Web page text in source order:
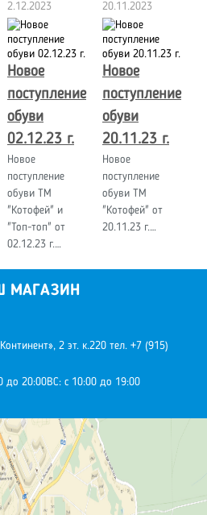
2.12.2023
Новое
поступление
обуви
02.12.23 г.
Новое
поступление
обуви ТМ
"Котофей" и
"Топ-топ" от
02.12.23 г.…
20.11.2023
Новое
поступление
обуви
20.11.23 г.
Новое
поступление
обуви ТМ
"Котофей" от
20.11.23 г.…
МАГАЗИН
2 эт. к.220 тел. +7 (915)
до 20:00ВС: с 10:00 до 19:00